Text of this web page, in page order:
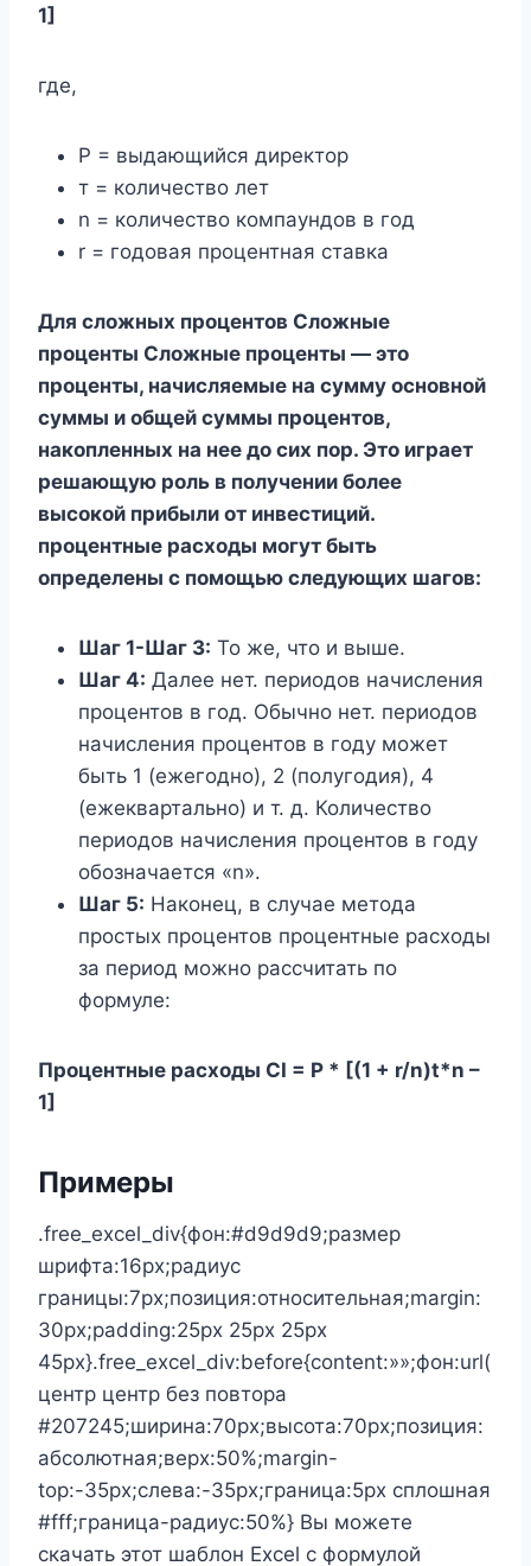
1]
где,
P = выдающийся директор
т = количество лет
n = количество компаундов в год
r = годовая процентная ставка
Для сложных процентов Сложные
проценты Сложные проценты — это
проценты, начисляемые на сумму основной
суммы и общей суммы процентов,
накопленных на нее до сих пор. Это играет
решающую роль в получении более
высокой прибыли от инвестиций.
процентные расходы могут быть
определены с помощью следующих шагов:
Шаг 1-Шаг 3: То же, что и выше.
Шаг 4: Далее нет. периодов начисления
процентов в год. Обычно нет. периодов
начисления процентов в году может
быть 1 (ежегодно), 2 (полугодия), 4
(ежеквартально) и т. д. Количество
периодов начисления процентов в году
обозначается «n».
Шаг 5: Наконец, в случае метода
простых процентов процентные расходы
за период можно рассчитать по
формуле:
Процентные расходы CI = P * [(1 + r/n)t*n –
1]
Примеры
.free_excel_div{фон:#d9d9d9;размер
шрифта:16px;радиус
границы:7px;позиция:относительная;margin:
30px;padding:25px 25px 25px
45px}.free_excel_div:before{content:»»;фон:url(
центр центр без повтора
#207245;ширина:70px;высота:70px;позиция:
абсолютная;верх:50%;margin-
top:-35px;слева:-35px;граница:5px сплошная
#fff;граница-радиус:50%} Вы можете
скачать этот шаблон Excel с формулой